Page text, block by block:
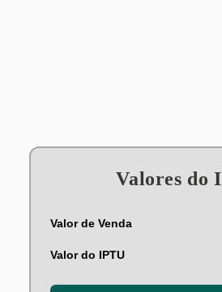
Valores do
Valor de Venda
Valor do IPTU